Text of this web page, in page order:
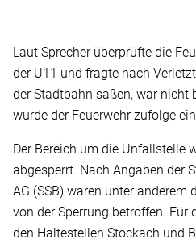
Laut Sprecher überprüfte die
der U11 und fragte nach
der Stadtbahn saßen, war nicht
wurde der Feuerwehr zufolge
Der Bereich um die Unfallstelle
abgesperrt. Nach Angaben der
AG (SSB) waren unter anderem
von der Sperrung betroffen. Für
den Haltestellen Stöckach und